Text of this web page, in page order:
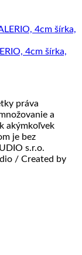
4cm šírka,
práva
a
akýmkoľvek
je bez
s.r.o.
/ Created by